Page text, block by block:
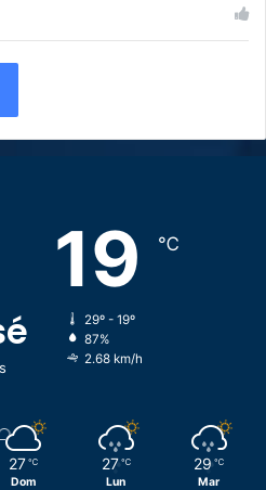
19 ℃
29º - 19º
87%
2.68 km/h
27 ℃
Dom
27 ℃
Lun
29 ℃
Mar